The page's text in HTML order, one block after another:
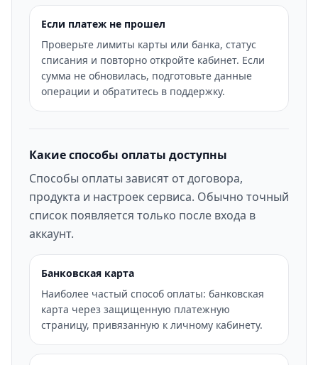
Если платеж не прошел
Проверьте лимиты карты или банка, статус
списания и повторно откройте кабинет. Если
сумма не обновилась, подготовьте данные
операции и обратитесь в поддержку.
Какие способы оплаты доступны
Способы оплаты зависят от договора,
продукта и настроек сервиса. Обычно точный
список появляется только после входа в
аккаунт.
Банковская карта
Наиболее частый способ оплаты: банковская
карта через защищенную платежную
страницу, привязанную к личному кабинету.